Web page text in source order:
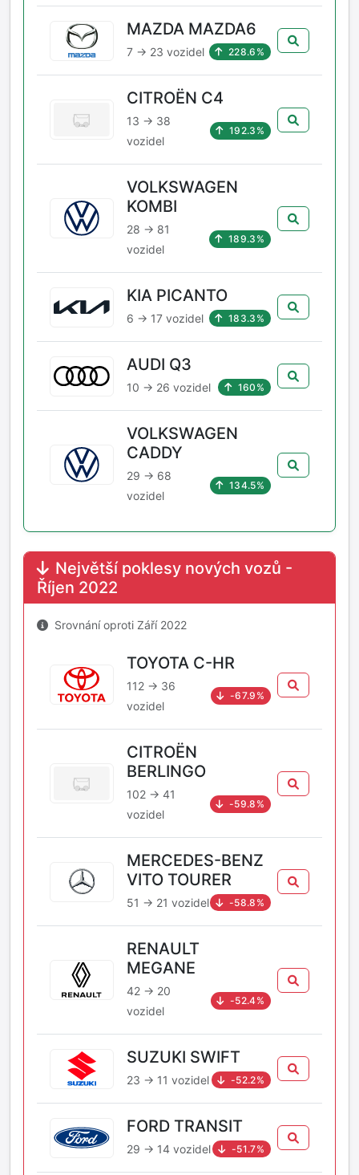
MAZDA MAZDA6
7 → 23 vozidel 228.6%
CITROËN C4
13 → 38
vozidel
192.3%
VOLKSWAGEN
KOMBI
28 → 81
vozidel
189.3%
KIA PICANTO
6 → 17 vozidel 183.3%
AUDI Q3
10 → 26 vozidel 160%
VOLKSWAGEN
CADDY
29 → 68
vozidel
134.5%
Největší poklesy nových vozů -
Říjen 2022
Srovnání oproti Září 2022
TOYOTA C-HR
112 → 36
vozidel
-67.9%
CITROËN
BERLINGO
102 → 41
vozidel
-59.8%
MERCEDES-BENZ
VITO TOURER
51 → 21 vozidel -58.8%
RENAULT
MEGANE
42 → 20
vozidel
-52.4%
SUZUKI SWIFT
23 → 11 vozidel -52.2%
FORD TRANSIT
29 → 14 vozidel -51.7%